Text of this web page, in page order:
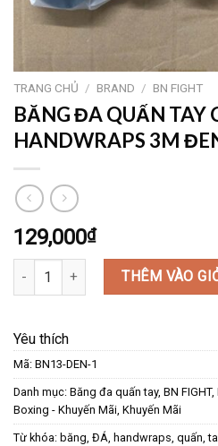
TRANG CHỦ / BRAND / BN FIGHT
BĂNG ĐA QUẤN TAY
HANDWRAPS 3M
129,000₫
BĂNG ĐA QUẤN TAY CO DÃN BN
THÊM VÀO
Yêu thích
Mã: BN13-DEN-1
Danh mục: Băng đa quấn tay, BN FIGHT,
Boxing - Khuyến Mãi, Khuyến Mãi
Từ khóa: băng, ĐÁ, handwraps, quấn,